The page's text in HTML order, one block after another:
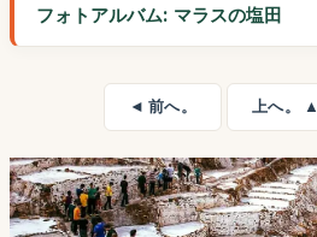
フォトアルバム: マラスの塩田
◄ 前へ。 上へ。 ▲